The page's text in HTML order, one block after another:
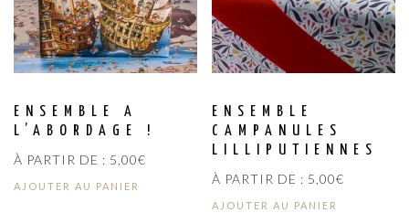
ENSEMBLE A
L’ABORDAGE !
À PARTIR DE : 5,00€
AJOUTER AU PANIER
ENSEMBLE
CAMPANULES
LILLIPUTIENNES
À PARTIR DE : 5,00€
AJOUTER AU PANIER